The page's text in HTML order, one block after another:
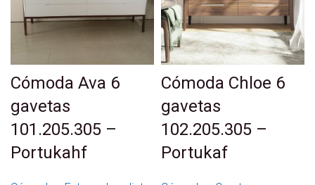
Cómoda Ava 6
gavetas
101.205.305 –
Portukahf
Cómoda Chloe 6
gavetas
102.205.305 –
Portukaf